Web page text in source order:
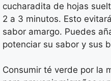
cucharadita de hojas
2 a 3 minutos. Esto
sabor amargo. Puedes
potenciar su sabor y sus
Consumir té verde por la